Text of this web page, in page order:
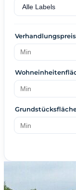
Verhandlungspreis